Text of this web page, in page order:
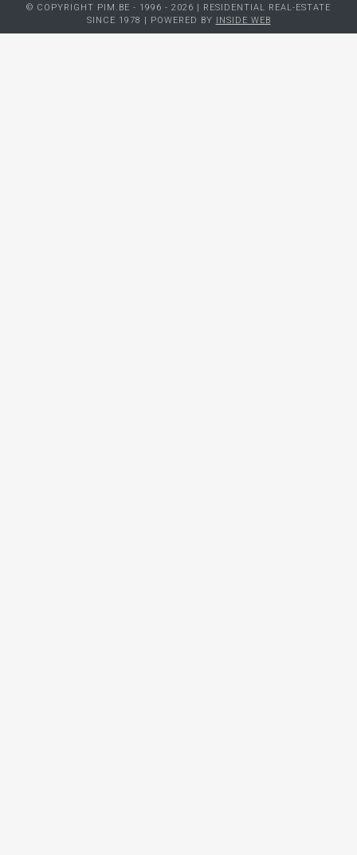
© COPYRIGHT PIM.BE - 1996 - 2026 | RESIDENTIAL REAL-ESTATE
SINCE 1978 | POWERED BY INSIDE WEB